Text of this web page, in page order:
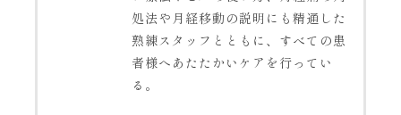
処法や月経移動の説明にも精通した
熟練スタッフとともに、すべての患
者様へあたたかいケアを行ってい
る。